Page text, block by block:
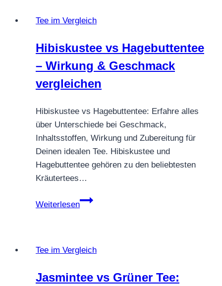
Tee im Vergleich
Hibiskustee vs Hagebuttentee
– Wirkung & Geschmack
vergleichen
Hibiskustee vs Hagebuttentee: Erfahre alles
über Unterschiede bei Geschmack,
Inhaltsstoffen, Wirkung und Zubereitung für
Deinen idealen Tee. Hibiskustee und
Hagebuttentee gehören zu den beliebtesten
Kräutertees…
Weiterlesen
Hibiskustee
Wirkung
Geschmack
Tee im Vergleich
Jasmintee vs Grüner Tee: